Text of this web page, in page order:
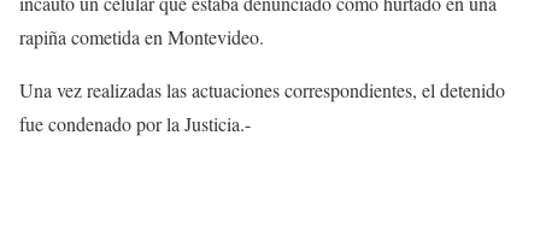
rapiña cometida en Montevideo.
Una vez realizadas las actuaciones correspondientes, el detenido
fue condenado por la Justicia.-